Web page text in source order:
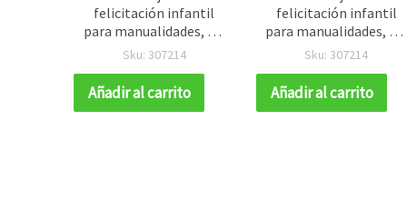
felicitación infantil
para manualidades, 5,4
x 7,5 cm - 1 unidad
Sku: 307214
Añadir al carrito
felicitación infantil
para manualidades, 5,4
x 7,5 cm - 1 unidad
Sku: 307214
Añadir al carrito